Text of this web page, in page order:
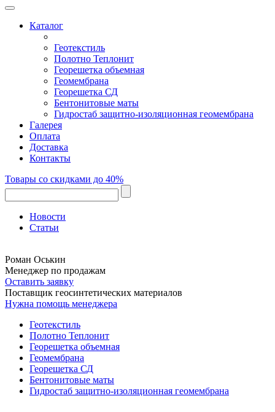
Каталог
Геотекстиль
Полотно Теплонит
Георешетка объемная
Геомембрана
Георешетка СД
Бентонитовые маты
Гидростаб защитно-изоляционная геомембрана
Галерея
Оплата
Доставка
Контакты
Товары со скидками до 40%
Новости
Статьи
Роман Оськин
Менеджер по продажам
Оставить заявку
Поставщик геосинтетических материалов
Нужна помощь менеджера
Геотекстиль
Полотно Теплонит
Георешетка объемная
Геомембрана
Георешетка СД
Бентонитовые маты
Гидростаб защитно-изоляционная геомембрана